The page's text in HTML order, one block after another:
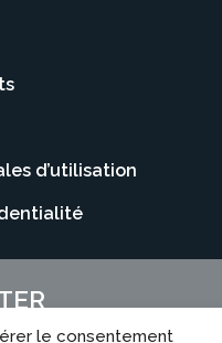
le consentement
d’utilisation